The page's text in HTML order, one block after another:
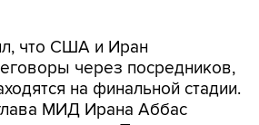
что США и Иран
через посредников,
на финальной стадии.
МИД Ирана Аббас